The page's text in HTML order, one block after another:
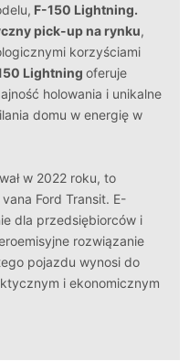
F-150 Lightning.
pick-up na rynku,
korzyściami
Lightning oferuje
holowania i unikalne
domu w energię w
w 2022 roku, to
Ford Transit. E-
dla przedsiębiorców i
rozwiązanie
pojazdu wynosi do
i ekonomicznym